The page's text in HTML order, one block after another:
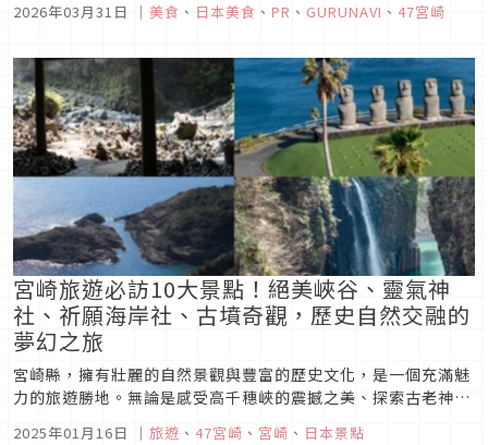
率達到前年比2.58倍，表現突出，名列全國前三。 從過去「內
2026年03月31日 ｜ 美食 、 日本美食 、 PR 、 GURUNAVI 、 47宮崎
宮崎旅遊必訪10大景點！絕美峽谷、靈氣神
社、祈願海岸社、古墳奇觀，歷史自然交融的
夢幻之旅
宮崎縣，擁有壯麗的自然景觀與豐富的歷史文化，是一個充滿魅
力的旅遊勝地。無論是感受高千穗峽的震撼之美、探索古老神社
2025年01月16日 ｜ 旅遊 、 47宮崎 、 宮崎 、 日本景點